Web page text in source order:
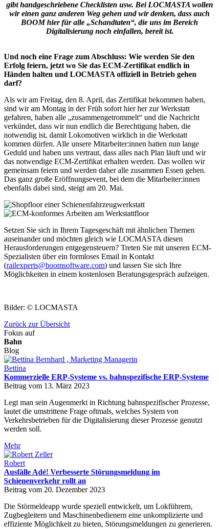
gibt handgeschriebene Checklisten usw. Bei LOCMASTA wollen
wir einen ganz anderen Weg gehen und wir denken, dass auch
BOOM hier für alle „Schandtaten“, die uns im Bereich
Digitalisierung noch einfallen, bereit ist.
Und noch eine Frage zum Abschluss: Wie werden Sie den
Erfolg feiern, jetzt wo Sie das ECM-Zertifikat endlich in
Händen halten und LOCMASTA offiziell in Betrieb gehen
darf?
Als wir am Freitag, den 8. April, das Zertifikat bekommen haben,
sind wir am Montag in der Früh sofort hier her zur Werkstatt
gefahren, haben alle „zusammengetrommelt“ und die Nachricht
verkündet, dass wir nun endlich die Berechtigung haben, die
notwendig ist, damit Lokomotiven wirklich in die Werkstatt
kommen dürfen. Alle unsere Mitarbeiter:innen hatten nun lange
Geduld und haben uns vertraut, dass alles nach Plan läuft und wir
das notwendige ECM-Zertifikat erhalten werden. Das wollen wir
gemeinsam feiern und werden daher alle zusammen Essen gehen.
Das ganz große Eröffnungsevent, bei dem die Mitarbeiter:innen
ebenfalls dabei sind, steigt am 20. Mai.
Setzen Sie sich in Ihrem Tagesgeschäft mit ähnlichen Themen
auseinander und möchten gleich wie LOCMASTA diesen
Herausforderungen entgegensteuern? Treten Sie mit unseren ECM-
Spezialisten über ein formloses Email in Kontakt
(railexperts@boomsoftware.com) und lassen Sie sich Ihre
Möglichkeiten in einem kostenlosen Beratungsgespräch aufzeigen.
Bilder: © LOCMASTA
Zurück zur Übersicht
Fokus auf
Bahn
Blog
Bettina
Kommerzielle ERP-Systeme vs. bahnspezifische ERP-Systeme
Beitrag vom 13. März 2023
Legt man sein Augenmerkt in Richtung bahnspezifischer Prozesse,
lautet die umstrittene Frage oftmals, welches System von
Verkehrsbetrieben für die Digitalisierung dieser Prozesse genutzt
werden soll.
Mehr
Robert
Ausfälle Adé! Verbesserte Störungsmeldung im
Schienenverkehr rollt an
Beitrag vom 20. Dezember 2023
Die Störmeldeapp wurde speziell entwickelt, um Lokführern,
Zugbegleitern und Maschinenbedienern eine unkomplizierte und
effiziente Möglichkeit zu bieten, Störungsmeldungen zu generieren.